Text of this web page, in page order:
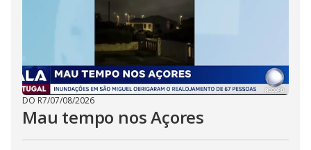
DO R7/07/08/2026
Mau tempo nos Açores